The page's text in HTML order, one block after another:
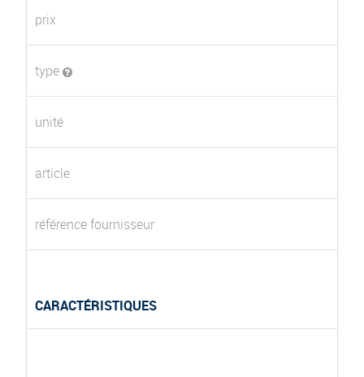
prix
type
unité
article
référence fournisseur
CARACTÉRISTIQUES